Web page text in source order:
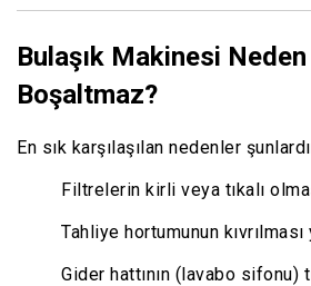
Bulaşık Makinesi
Boşaltmaz?
En sık karşılaşılan nedenler
Filtrelerin kirli veya tıkalı
Tahliye hortumunun kıvrılması
Gider hattının (lavabo sifonu)